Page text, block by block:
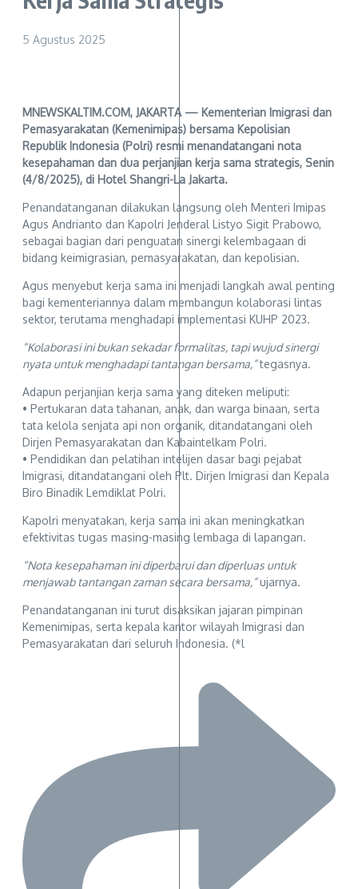
5 Agustus 2025
MNEWSKALTIM.COM, JAKARTA — Kementerian Imigrasi dan
Pemasyarakatan (Kemenimipas) bersama Kepolisian
Republik Indonesia (Polri) resmi menandatangani nota
kesepahaman dan dua perjanjian kerja sama strategis, Senin
(4/8/2025), di Hotel Shangri-La Jakarta.
Penandatanganan dilakukan langsung oleh Menteri Imipas
Agus Andrianto dan Kapolri Jenderal Listyo Sigit Prabowo,
sebagai bagian dari penguatan sinergi kelembagaan di
bidang keimigrasian, pemasyarakatan, dan kepolisian.
Agus menyebut kerja sama ini menjadi langkah awal penting
bagi kementeriannya dalam membangun kolaborasi lintas
sektor, terutama menghadapi implementasi KUHP 2023.
“Kolaborasi ini bukan sekadar formalitas, tapi wujud sinergi
nyata untuk menghadapi tantangan bersama,”tegasnya.
Adapun perjanjian kerja sama yang diteken meliputi:
• Pertukaran data tahanan, anak, dan warga binaan, serta
tata kelola senjata api non organik, ditandatangani oleh
Dirjen Pemasyarakatan dan Kabaintelkam Polri.
• Pendidikan dan pelatihan intelijen dasar bagi pejabat
Imigrasi, ditandatangani oleh Plt. Dirjen Imigrasi dan Kepala
Biro Binadik Lemdiklat Polri.
Kapolri menyatakan, kerja sama ini akan meningkatkan
efektivitas tugas masing-masing lembaga di lapangan.
“Nota kesepahaman ini diperbarui dan diperluas untuk
menjawab tantangan zaman secara bersama,”ujarnya.
Penandatanganan ini turut disaksikan jajaran pimpinan
Kemenimipas, serta kepala kantor wilayah Imigrasi dan
Pemasyarakatan dari seluruh Indonesia. (*l